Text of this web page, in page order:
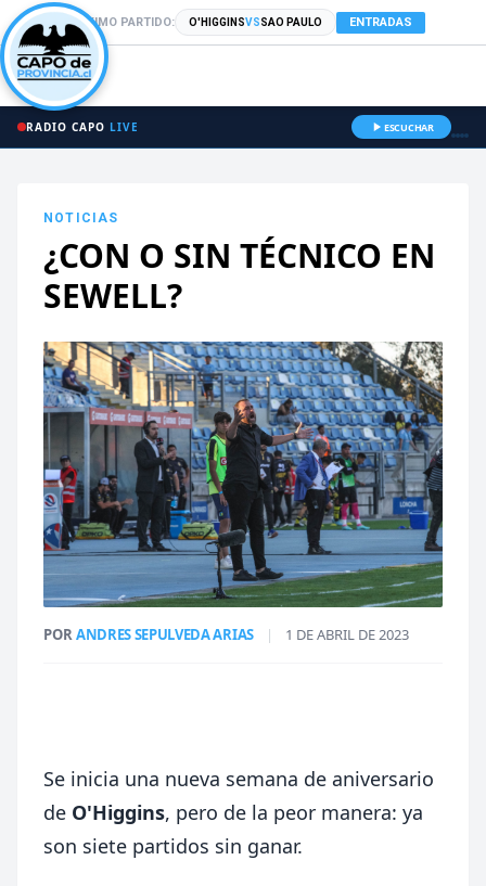
PRÓXIMO PARTIDO: O'HIGGINSVSSAO PAULO ENTRADAS
RADIO CAPO LIVE ESCUCHAR
NOTICIAS
¿CON O SIN TÉCNICO EN
SEWELL?
PORANDRES SEPULVEDA ARIAS | 1 DE ABRIL DE 2023
Se inicia una nueva semana de aniversario
de O'Higgins, pero de la peor manera: ya
son siete partidos sin ganar.